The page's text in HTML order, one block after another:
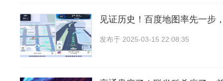
见证历史！百度地图率先一步
发布于 2025-03-15 22:08:35